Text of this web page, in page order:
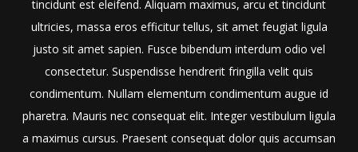
tincidunt est eleifend. Aliquam maximus, arcu et tincidunt
ultricies, massa eros efficitur tellus, sit amet feugiat ligula
justo sit amet sapien. Fusce bibendum interdum odio vel
consectetur. Suspendisse hendrerit fringilla velit quis
condimentum. Nullam elementum condimentum augue id
pharetra. Mauris nec consequat elit. Integer vestibulum ligula
a maximus cursus. Praesent consequat dolor quis accumsan